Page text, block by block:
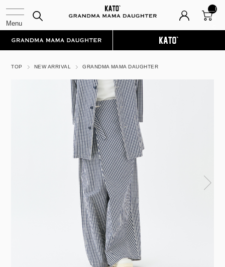
__I
TM
TOP NEW ARRIVAL GRANDMA MAMA DAUGHTER
N
ex